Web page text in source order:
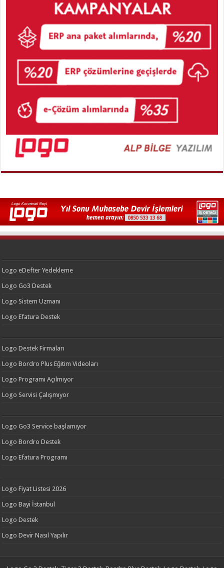
Logo eDefter Yedekleme
Logo Go3 Destek
Logo Sistem Uzmanı
Logo Efatura Destek
Logo Destek Firmaları
Logo Bordro Plus Eğitim Videoları
Logo Programı Açılmıyor
Logo Servisi Çalışmıyor
Logo Go3 Service başlamıyor
Logo Bordro Destek
Logo Efatura Programı
Logo Fiyat Listesi 2026
Logo Bayi İstanbul
Logo Destek
Logo Devir Nasıl Yapılır